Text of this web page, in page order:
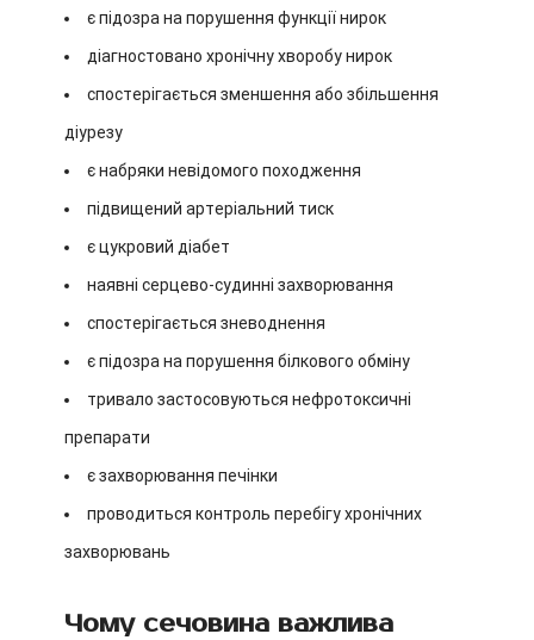
є підозра на порушення функції нирок
діагностовано хронічну хворобу нирок
спостерігається зменшення або збільшення
діурезу
є набряки невідомого походження
підвищений артеріальний тиск
є цукровий діабет
наявні серцево-судинні захворювання
спостерігається зневоднення
є підозра на порушення білкового обміну
тривало застосовуються нефротоксичні
препарати
є захворювання печінки
проводиться контроль перебігу хронічних
захворювань
Чому сечовина важлива